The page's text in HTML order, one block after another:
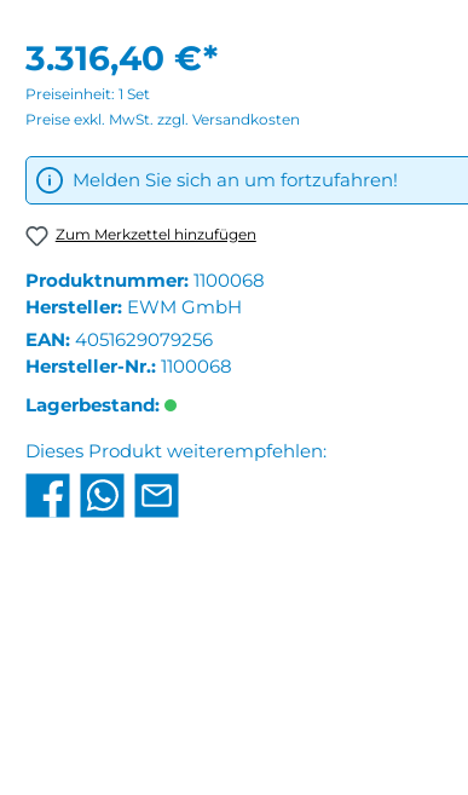
3.316,40 €*
Preiseinheit: 1 Set
Preise exkl. MwSt. zzgl. Versandkosten
Melden Sie sich an um fortzufahren!
Zum Merkzettel hinzufügen
Produktnummer: 1100068
Hersteller: EWM GmbH
EAN: 4051629079256
Hersteller-Nr.: 1100068
Lagerbestand:
Dieses Produkt weiterempfehlen: